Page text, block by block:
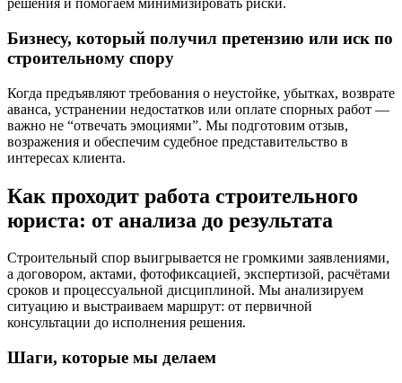
решения и помогаем минимизировать риски.
Бизнесу, который получил претензию или иск по
строительному спору
Когда предъявляют требования о неустойке, убытках, возврате
аванса, устранении недостатков или оплате спорных работ —
важно не “отвечать эмоциями”. Мы подготовим отзыв,
возражения и обеспечим судебное представительство в
интересах клиента.
Как проходит работа строительного
юриста: от анализа до результата
Строительный спор выигрывается не громкими заявлениями,
а договором, актами, фотофиксацией, экспертизой, расчётами
сроков и процессуальной дисциплиной. Мы анализируем
ситуацию и выстраиваем маршрут: от первичной
консультации до исполнения решения.
Шаги, которые мы делаем